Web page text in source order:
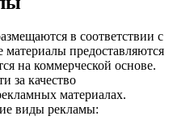
в соответствии с
предоставляются
на коммерческой основе.
за качество
материалах.
виды рекламы: